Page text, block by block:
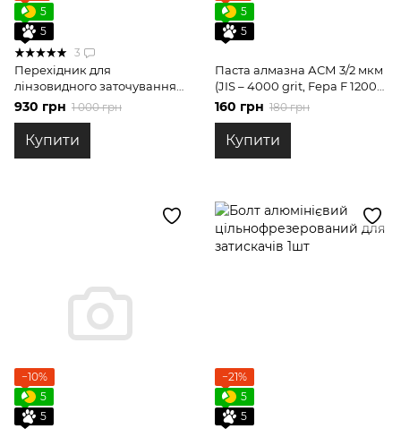
5
5
3
Перехідник для
лінзовидного заточування
на точилці з поворотним
механізмом
930 грн 1 000 грн
Купити
5
5
Паста алмазна АСМ 3/2 мкм
(JIS – 4000 grit, Fepa F 1200)
НОМГ, 40 гр
160 грн 180 грн
Купити
−10%
5
5
−21%
5
5